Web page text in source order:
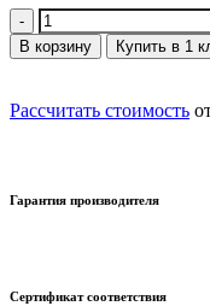
Количество
В корзину Купить в 1
Рассчитать стоимость
Гарантия производителя
Сертификат соответствия